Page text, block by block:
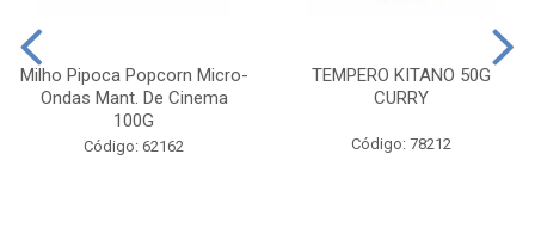
Milho Pipoca Popcorn Micro-
Ondas Mant. De Cinema
100G
Código: 62162
TEMPERO KITANO 50G
CURRY
Código: 78212